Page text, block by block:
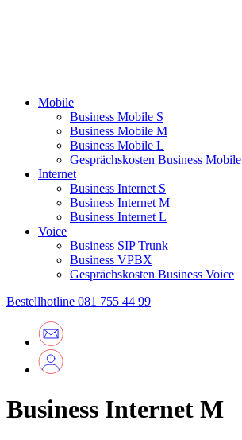
Mobile
Business Mobile S
Business Mobile M
Business Mobile L
Gesprächskosten Business Mobile
Internet
Business Internet S
Business Internet M
Business Internet L
Voice
Business SIP Trunk
Business VPBX
Gesprächskosten Business Voice
Bestellhotline 081 755 44 99
Business Internet M